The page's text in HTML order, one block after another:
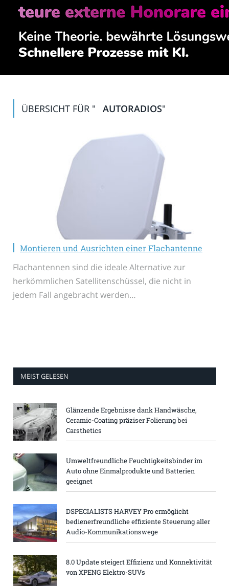
ÜBERSICHT FÜR " AUTORADIOS"
Montieren und Ausrichten einer Flachantenne
Flachantennen sind die ideale Alternative zur
herkömmlichen Satellitenschüssel, die nicht in
jedem Fall angebracht werden…
MEIST GELESEN
Glänzende Ergebnisse dank Handwäsche,
Ceramic-Coating präziser Folierung bei
Carsthetics
Umweltfreundliche Feuchtigkeitsbinder im
Auto ohne Einmalprodukte und Batterien
geeignet
DSPECIALISTS HARVEY Pro ermöglicht
bedienerfreundliche effiziente Steuerung aller
Audio-Kommunikationswege
8.0 Update steigert Effizienz und Konnektivität
von XPENG Elektro-SUVs